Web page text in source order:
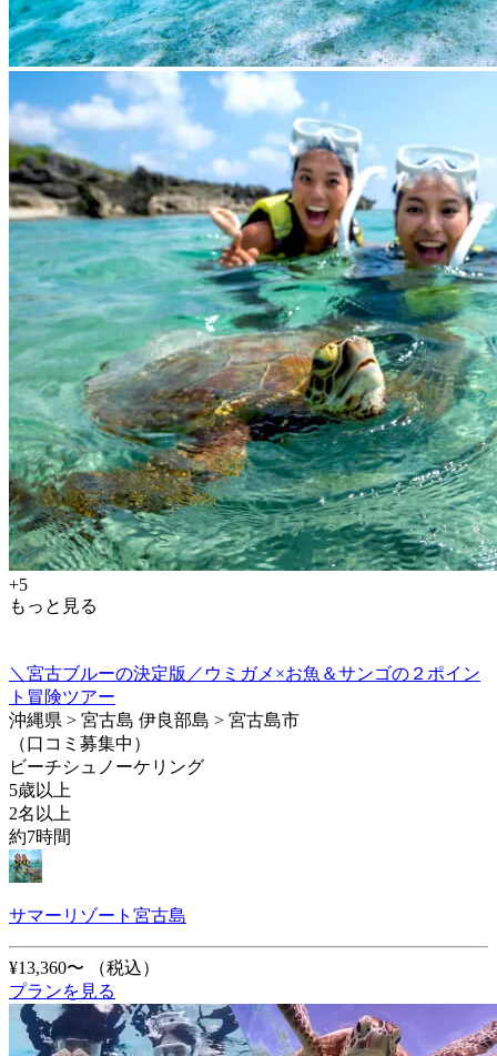
+5
もっと見る
＼宮古ブルーの決定版／ウミガメ×お魚＆サンゴの２ポイン
ト冒険ツアー
沖縄県 > 宮古島 伊良部島 > 宮古島市
（口コミ募集中）
ビーチシュノーケリング
5歳以上
2名以上
約7時間
サマーリゾート宮古島
¥13,360〜
（税込）
プランを見る